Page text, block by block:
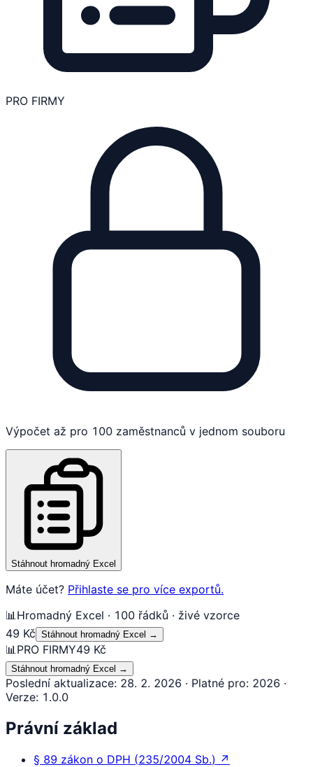
PRO FIRMY
Výpočet až pro 100 zaměstnanců v jednom souboru
Stáhnout hromadný Excel
Máte účet? Přihlaste se pro více exportů.
📊 Hromadný Excel · 100 řádků · živé vzorce
49 Kč Stáhnout hromadný Excel →
📊 PRO FIRMY49 Kč
Stáhnout hromadný Excel →
Poslední aktualizace: 28. 2. 2026 · Platné pro: 2026 ·
Verze: 1.0.0
Právní základ
§ 89 zákon o DPH (235/2004 Sb.) ↗